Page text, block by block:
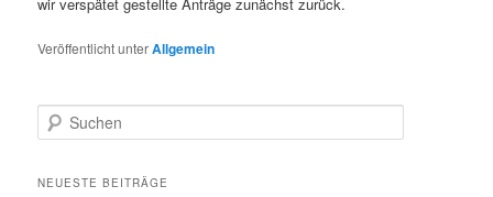
Veröffentlicht unterAllgemein
u
h
NEUESTE BEITRÄGE